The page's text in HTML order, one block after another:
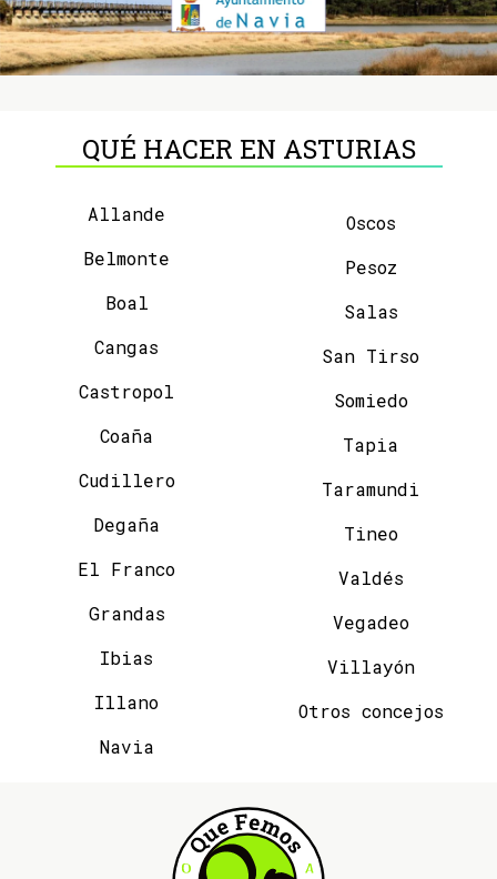
QUÉ HACER EN ASTURIAS
Allande
Belmonte
Boal
Cangas
Castropol
Coaña
Cudillero
Degaña
El Franco
Grandas
Ibias
Illano
Navia
Oscos
Pesoz
Salas
San Tirso
Somiedo
Tapia
Taramundi
Tineo
Valdés
Vegadeo
Villayón
Otros concejos